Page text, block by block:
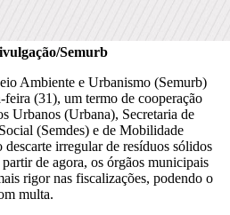
Semurb
Ambiente e Urbanismo (Semurb)
feira (31), um termo de cooperação
Urbanos (Urbana), Secretaria de
(Semdes) e de Mobilidade
irregular de resíduos sólidos
de agora, os órgãos municipais
rigor nas fiscalizações, podendo o
multa.